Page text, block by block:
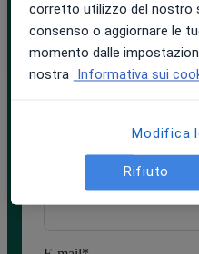
Nome*
Cognome
corretto utilizzo del nostro
consenso o aggiornare le
momento dalle
nostra Informativa sui
Modifica
Rifiuto